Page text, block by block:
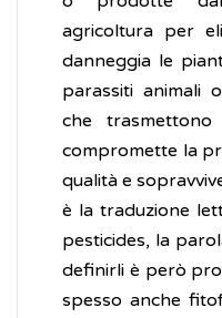
agricoltura per
danneggia le
parassiti animali
che
compromette la
qualità e
è la traduzione
pesticides, la
definirli è però
spesso anche